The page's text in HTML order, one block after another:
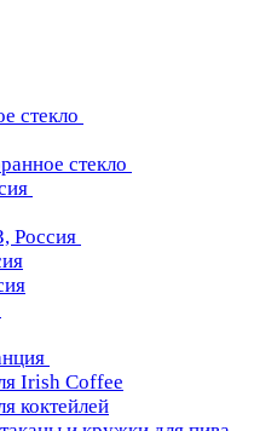
стекло
стекло
Россия
Irish Coffee
коктейлей